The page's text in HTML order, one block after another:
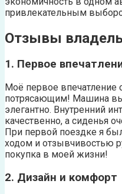
привлекательным
Отзывы
1. Первое
Моё первое впечатление
потрясающим! Машина
элегантно. Внутренний
качественно, а сиденья
При первой поездке я
ходом и отзывчивостью
покупка в моей жизни!
2. Дизайн и комфорт